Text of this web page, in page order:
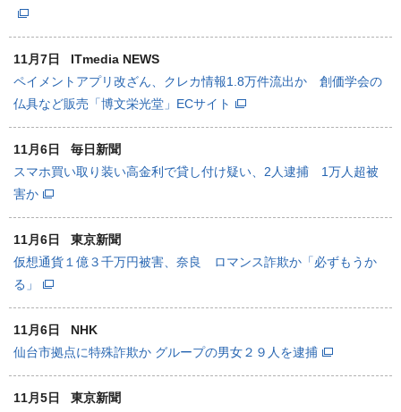
11月7日
ITmedia NEWS
ペイメントアプリ改ざん、クレカ情報1.8万件流出か 創価学会の
仏具など販売「博文栄光堂」ECサイト
11月6日
毎日新聞
スマホ買い取り装い高金利で貸し付け疑い、2人逮捕 1万人超被
害か
11月6日
東京新聞
仮想通貨１億３千万円被害、奈良 ロマンス詐欺か「必ずもうか
る」
11月6日
NHK
仙台市拠点に特殊詐欺か グループの男女２９人を逮捕
11月5日
東京新聞